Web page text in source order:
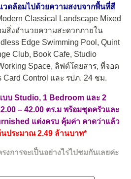
วดล้อมไปด้วยความสงบจากพื้นที่สี
Classical Landscape Mixed
มสิ่งอำนวยความสะดวกภายใน
Edge Swimming Pool, Quint
Club, Book Cafe, Studio
Space, ลิฟต์โดยสาร, ที่จอด
Card Control และ รปภ. 24 ชม.
บบ Studio, 1 Bedroom และ 2
– 42.00 ตร.ม พร้อมชุดครัวและ
แต่งครบ คุ้มค่า คาดว่าแล้ว
นประมาณ 2.49 ล้านบาท*
งการจะเป็นอย่างไรไปชมกันเลยค่ะ